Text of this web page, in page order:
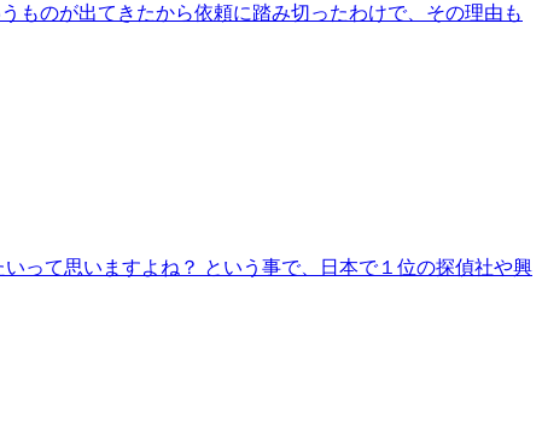
ものが出てきたから依頼に踏み切ったわけで、その理由も
って思いますよね？ という事で、日本で１位の探偵社や興